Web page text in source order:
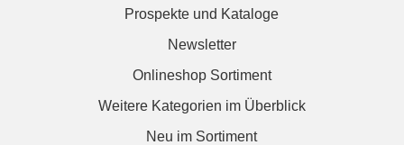
Prospekte und Kataloge
Newsletter
Onlineshop Sortiment
Weitere Kategorien im Überblick
Neu im Sortiment